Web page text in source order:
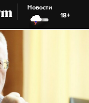
Новости
18+